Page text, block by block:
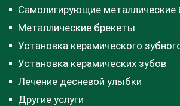
Самолигирующие металлические
Металлические брекеты
Установка керамического
Установка керамических зубов
Лечение десневой улыбки
Другие услуги